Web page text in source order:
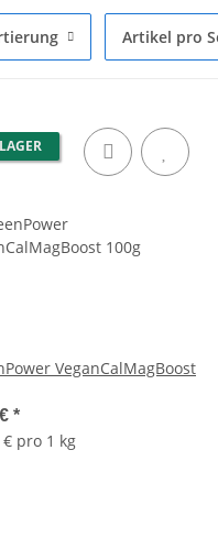
Artikel pro
VeganCalMagBoost
*
€ pro 1 kg